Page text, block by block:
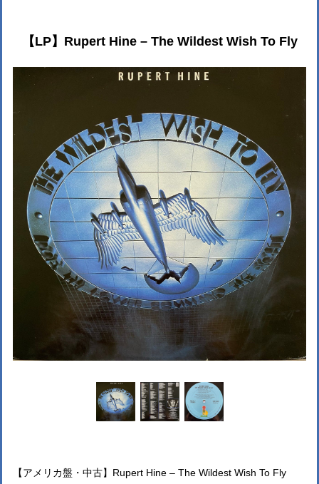
【LP】Rupert Hine – The Wildest Wish To Fly
【アメリカ盤・中古】Rupert Hine – The Wildest Wish To Fly